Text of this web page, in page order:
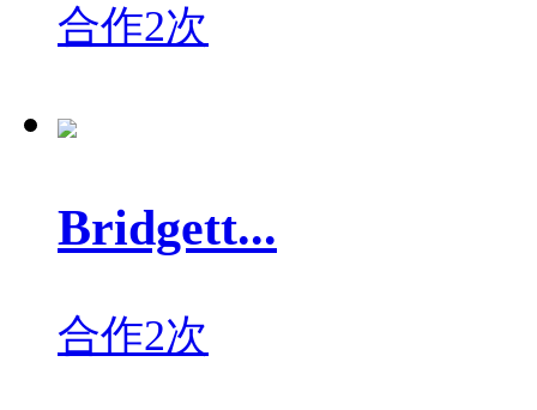
合作2次
Bridgett...
合作2次